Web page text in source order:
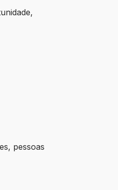
pessoas